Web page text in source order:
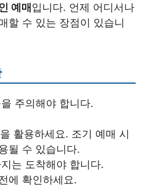
예매입니다. 언제 어디서나
할 수 있는 장점이 있습니
주의해야 합니다.
활용하세요. 조기 예매 시
될 수 있습니다.
는 도착해야 합니다.
에 확인하세요.